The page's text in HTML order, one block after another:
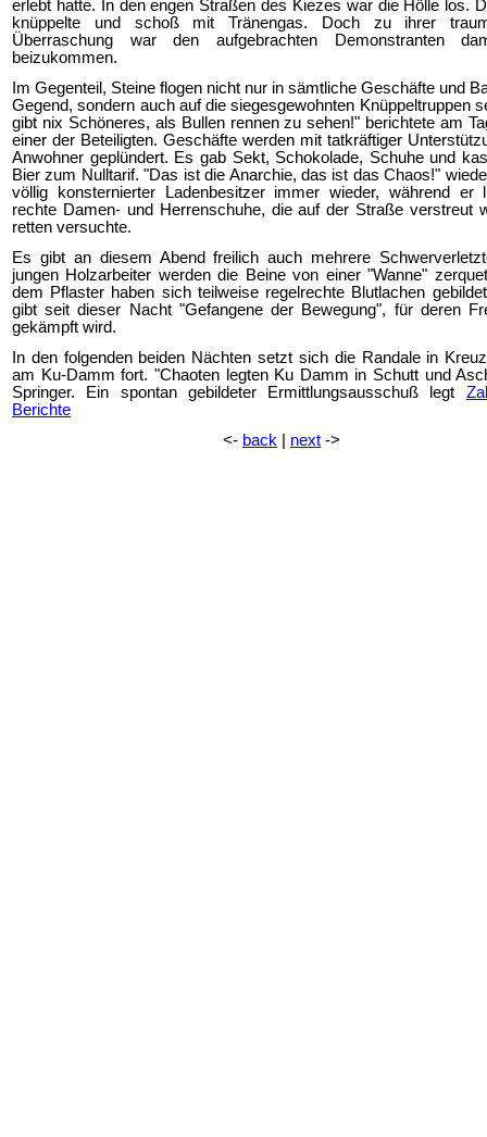
erlebt hatte. In den engen Straßen des Kiezes war die Hölle los.
knüppelte und schoß mit Tränengas. Doch zu ihrer
Überraschung war den aufgebrachten Demonstranten
beizukommen.
Im Gegenteil, Steine flogen nicht nur in sämtliche Geschäfte und
Gegend, sondern auch auf die siegesgewohnten Knüppeltruppen
gibt nix Schöneres, als Bullen rennen zu sehen!" berichtete am
einer der Beteiligten. Geschäfte werden mit tatkräftiger
Anwohner geplündert. Es gab Sekt, Schokolade, Schuhe und
Bier zum Nulltarif. "Das ist die Anarchie, das ist das Chaos!"
völlig konsternierter Ladenbesitzer immer wieder, während er
rechte Damen- und Herrenschuhe, die auf der Straße verstreut
retten versuchte.
Es gibt an diesem Abend freilich auch mehrere
jungen Holzarbeiter werden die Beine von einer "Wanne"
dem Pflaster haben sich teilweise regelrechte Blutlachen
gibt seit dieser Nacht "Gefangene der Bewegung", für deren
gekämpft wird.
In den folgenden beiden Nächten setzt sich die Randale in
am Ku-Damm fort. "Chaoten legten Ku Damm in Schutt und
Springer. Ein spontan gebildeter Ermittlungsausschuß legt
Berichte
<- back next ->